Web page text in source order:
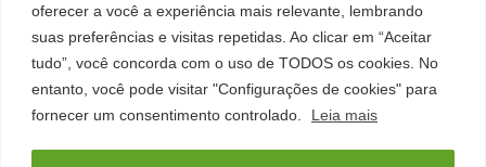
oferecer a você a experiência mais relevante, lembrando
suas preferências e visitas repetidas. Ao clicar em “Aceitar
tudo”, você concorda com o uso de TODOS os cookies. No
entanto, você pode visitar "Configurações de cookies" para
fornecer um consentimento controlado.
Leia mais
Cookies
©2022 All Right Reserved. Designed and Developed by FCDesign